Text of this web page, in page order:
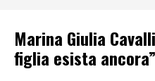
Marina Giulia
figlia esista ancora”